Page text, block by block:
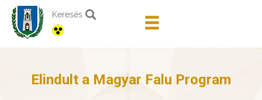
Keresés
Elindult a Magyar Falu Program